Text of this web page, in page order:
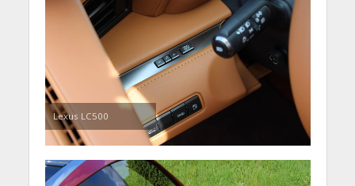
Lexus LC500